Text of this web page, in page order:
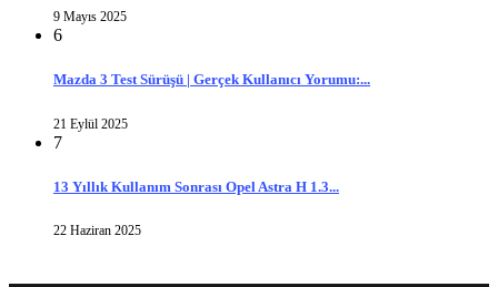
9 Mayıs 2025
6
Mazda 3 Test Sürüşü | Gerçek Kullanıcı Yorumu:...
21 Eylül 2025
7
13 Yıllık Kullanım Sonrası Opel Astra H 1.3...
22 Haziran 2025